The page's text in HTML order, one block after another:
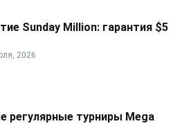
Sunday Million: гарантия $5
2026
регулярные турниры Mega